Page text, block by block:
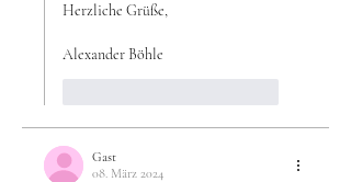
Herzliche Grüße,
Alexander Böhle
Gast
08. März 2024